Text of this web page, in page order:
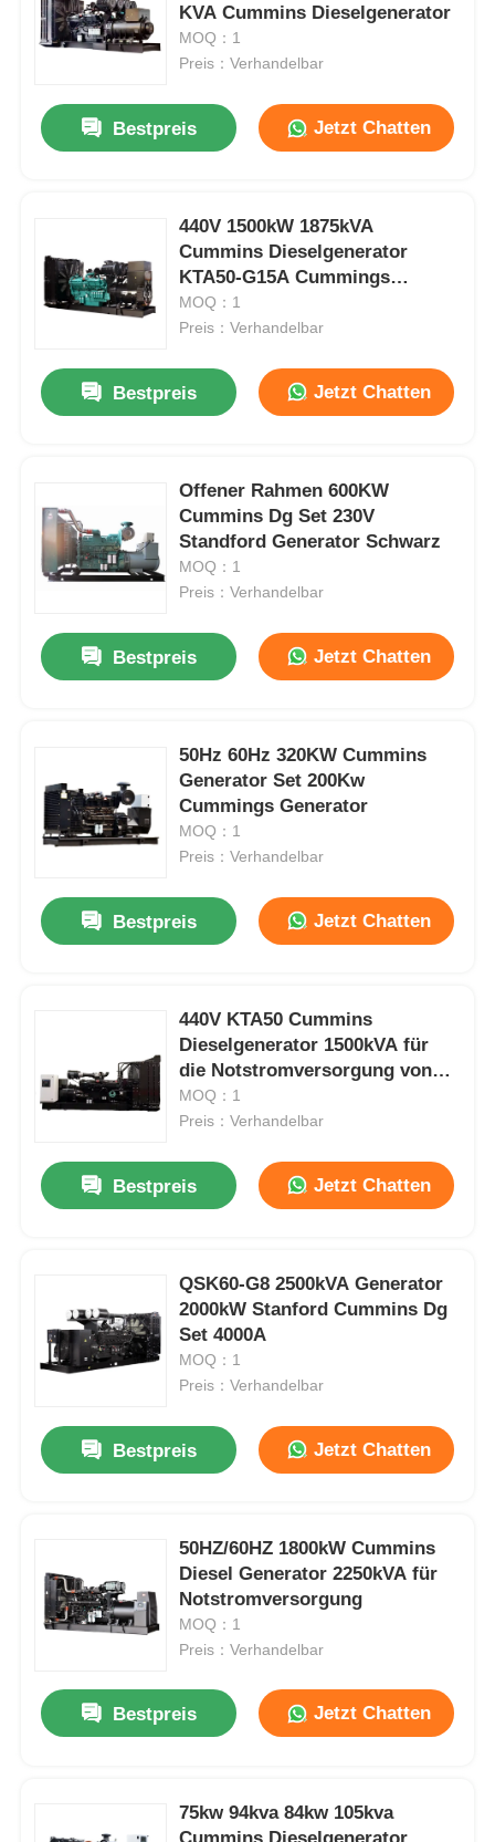
Zu Hause
Über uns
Qualitätskontrolle
Fälle
stilles Dieselaggregat
Benzingenerator-Satz
KVA Cummins Dieselgenerator
MOQ：1
Preis：Verhandelbar
Bestpreis Jetzt Chatten
440V 1500kW 1875kVA
Cummins Dieselgenerator
KTA50-G15A Cummings
Generator
MOQ：1
Preis：Verhandelbar
Bestpreis Jetzt Chatten
Offener Rahmen 600KW
Cummins Dg Set 230V
Standford Generator Schwarz
MOQ：1
Preis：Verhandelbar
Bestpreis Jetzt Chatten
50Hz 60Hz 320KW Cummins
Generator Set 200Kw
Cummings Generator
MOQ：1
Preis：Verhandelbar
Bestpreis Jetzt Chatten
440V KTA50 Cummins
Dieselgenerator 1500kVA für
die Notstromversorgung von
Stanford
MOQ：1
Preis：Verhandelbar
Bestpreis Jetzt Chatten
QSK60-G8 2500kVA Generator
2000kW Stanford Cummins Dg
Set 4000A
MOQ：1
Preis：Verhandelbar
Bestpreis Jetzt Chatten
50HZ/60HZ 1800kW Cummins
Diesel Generator 2250kVA für
Notstromversorgung
MOQ：1
Preis：Verhandelbar
Bestpreis Jetzt Chatten
75kw 94kva 84kw 105kva
Cummins Dieselgenerator